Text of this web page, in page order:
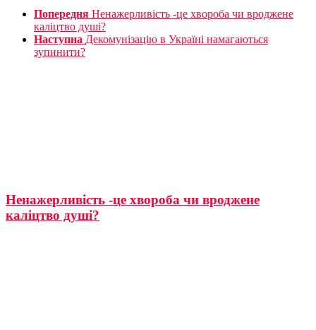
Попередня Ненажерливість -це хвороба чи вроджене
каліцтво душі?
Наступна Декомунізацію в Україні намагаються
зупинити?
Ненажерливість -це хвороба чи вроджене
каліцтво душі?